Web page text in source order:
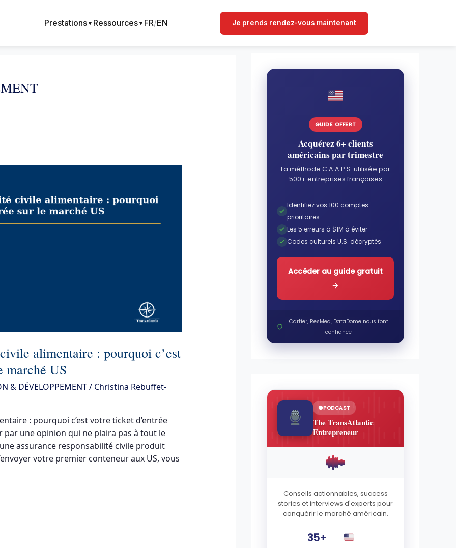
Prestations▼ Ressources▼ FR/EN Je prends rendez-vous maintenant
alimentaire : pourquoi c’est
marché US
& DÉVELOPPEMENT/ Christina Rebuffet-
: pourquoi c’est votre ticket d’entrée
par une opinion qui ne plaira pas à tout le
assurance responsabilité civile produit
votre premier conteneur aux US, vous
GUIDE OFFERT
Acquérez 6+ clients
américains par trimestre
La méthode C.A.A.P.S. utilisée par
500+ entreprises françaises
Identifiez vos 100 comptes
prioritaires
Les 5 erreurs à $1M à éviter
Codes culturels U.S. décryptés
Accéder au guide gratuit
→
Cartier, ResMed, DataDome nous font
confiance
PODCAST
The TransAtlantic
Entrepreneur
Conseils actionnables, success
stories et interviews d'experts pour
conquérir le marché américain.
35+